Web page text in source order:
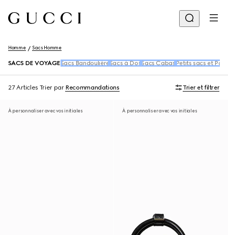
Homme Sacs Homme
SACS DE VOYAGE Sacs Bandoulière Sacs à Dos Sacs Cabas Petits sacs et
27 Articles Trier par Recommandations Trier et filtrer
À personnaliser avec vos initiales À personnaliser avec vos initiales